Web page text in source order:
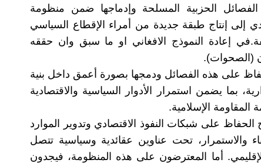
الحزبية المسلحة وإدماجها ضمن منظومة
إلى إنتاج طبقة جديدة من أمراء الإقطاع السياسي
إعادة النموذج الافغاني او ما سبق وان حققه
(الصحوات).
على هذه الفصائل ودمجها بصورة أعمق داخل بنية
بما يضمن استمرار الأدوار السياسية والاقتصادية
المقاومة الإسلامية.
على شبكات النفوذ الاقتصادي وتدوير الموارد
والاستمرار، تحت عناوين عقائدية وسياسية تتصل
أما المعترضون على هذه المنظومة، فيجدون